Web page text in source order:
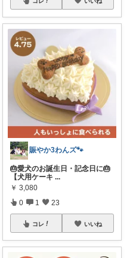
賑やか3わんズ🐾
🎂愛犬のお誕生日・記念日に🎂
【犬用ケーキ ...
￥ 3,080
0 1 23
コレ いいね